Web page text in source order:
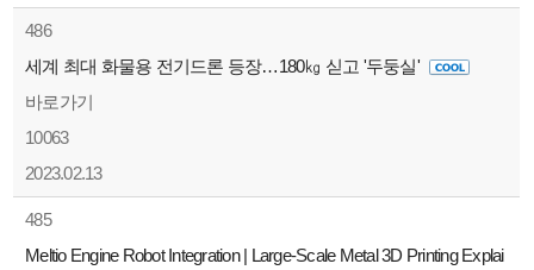
486
세계 최대 화물용 전기드론 등장…180㎏ 싣고 '두둥실'
바로가기
10063
2023.02.13
485
Meltio Engine Robot Integration | Large-Scale Metal 3D Printing Explai